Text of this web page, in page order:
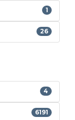
1
26
4
6191